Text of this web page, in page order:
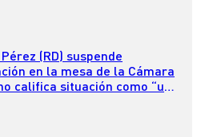
(RD) suspende
en la mesa de la Cámara
califica situación como “un